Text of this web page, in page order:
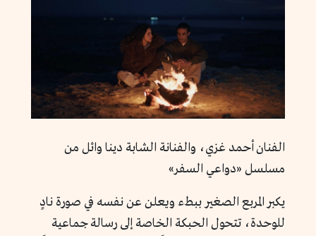
الفنان أحمد غزي، والفنانة الشابة دينا وائل من
مسلسل «دواعي السفر»
يكبر المربع الصغير ببطء ويعلن عن نفسه في صورة نادٍ
للوحدة، تتحول الحبكة الخاصة إلى رسالة جماعية